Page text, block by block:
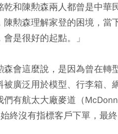
乾和陳勲森兩人都曾是中華
陳勲森理解家登的困境，當
會是很好的起點。」
森會這麼說，是因為曾在轉
被廣泛用於模型、行李箱、
們有航太大廠麥道（
終沒有指標客戶下單，最終